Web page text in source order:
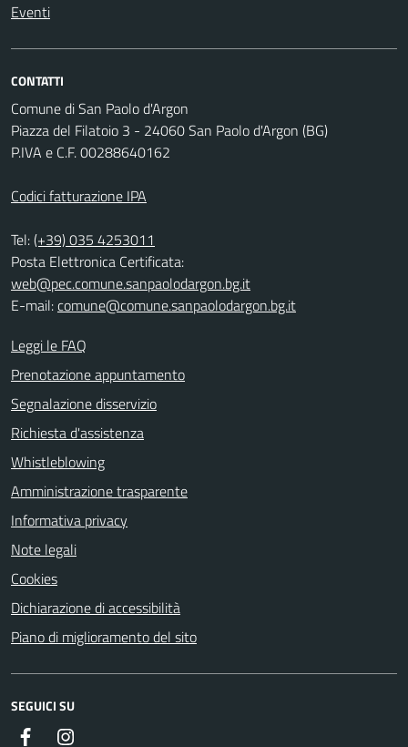
Eventi
CONTATTI
Comune di San Paolo d'Argon
Piazza del Filatoio 3 - 24060 San Paolo d'Argon (BG)
P.IVA e C.F. 00288640162
Codici fatturazione IPA
Tel:(+39) 035 4253011
Posta Elettronica Certificata:
web@pec.comune.sanpaolodargon.bg.it
E-mail:comune@comune.sanpaolodargon.bg.it
Leggi le FAQ
Prenotazione appuntamento
Segnalazione disservizio
Richiesta d'assistenza
Whistleblowing
Amministrazione trasparente
Informativa privacy
Note legali
Cookies
Dichiarazione di accessibilità
Piano di miglioramento del sito
SEGUICI SU
Facebook